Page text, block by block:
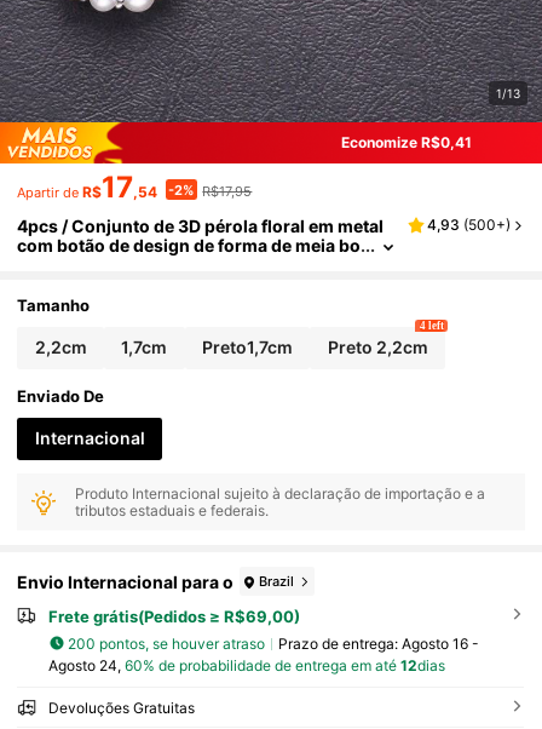
1/13
Economize R$0,41
Apartir de R$17,54 -2% R$17,95
4pcs / Conjunto de 3D pérola floral em metal
com botão de design de forma de meia bo
es, artesanato, arranjos florais, sapatos, chap
4,93 (500+)
Tamanho
2,2cm 1,7cm Preto1,7cm Preto 2,2cm
4 left
Enviado De
Internacional
Produto Internacional sujeito à declaração de importação e a
tributos estaduais e federais.
Envio Internacional para o Brazil
Frete grátis(Pedidos ≥ R$69,00)
200 pontos, se houver atraso Prazo de entrega: Agosto 16 -
Agosto 24, 60% de probabilidade de entrega em até 12dias
Devoluções Gratuitas